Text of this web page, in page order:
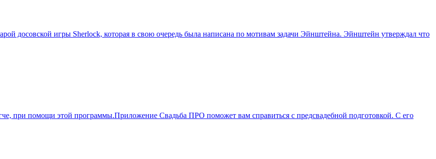
досовской игры Sherlock, которая в свою очередь была написана по мотивам задачи Эйнштейна. Эйнштейн утверждал что
при помощи этой программы.Приложение Свадьба ПРО поможет вам справиться с предсвадебной подготовкой. С его